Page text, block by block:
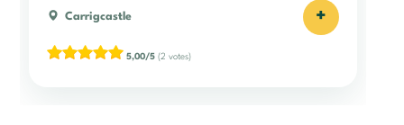
Carrigcastle +
5,00/5 (2 votes)